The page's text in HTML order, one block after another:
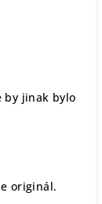
by jinak bylo
originál.